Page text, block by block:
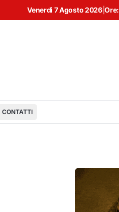
Venerdì 7 Agosto 2026|Ore:
CONTATTI